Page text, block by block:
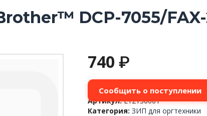
DCP-7055/
740₽
Сообщить о поступлении
Артикул:LY2136001
Категория:ЗИП для оргтехники